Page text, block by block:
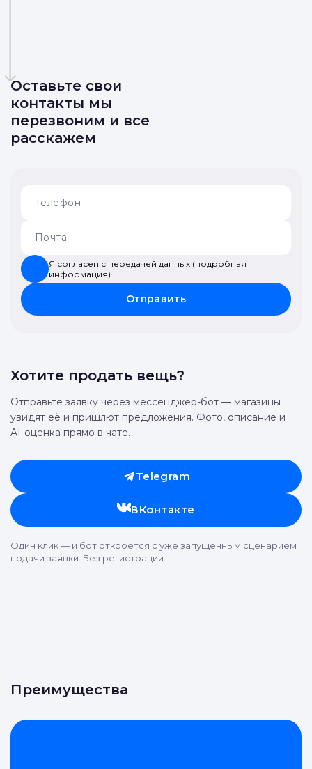
Оставьте свои
контакты мы
перезвоним и все
расскажем
Я согласен с передачей данных (подробная
информация)
Отправить
Хотите продать вещь?
Отправьте заявку через мессенджер-бот — магазины
увидят её и пришлют предложения. Фото, описание и
AI-оценка прямо в чате.
Telegram
ВКонтакте
Один клик — и бот откроется с уже запущенным сценарием
подачи заявки. Без регистрации.
Преимущества